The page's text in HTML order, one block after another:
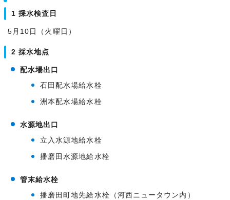
1 採水検査日
5月10日（火曜日）
2 採水地点
配水場出口
石田配水場給水栓
洲本配水場給水栓
水源地出口
立入水源地給水栓
播磨田水源地給水栓
管末給水栓
播磨田町地先給水栓（河西ニュータウン内）